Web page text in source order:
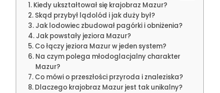
Kiedy ukształtował się krajobraz Mazur?
Skąd przybył lądolód i jak duży był?
Jak lodowiec zbudował pagórki i obniżenia?
Jak powstały jeziora Mazur?
Co łączy jeziora Mazur w jeden system?
Na czym polega młodoglacjalny charakter
Mazur?
Co mówi o przeszłości przyroda i znaleziska?
Dlaczego krajobraz Mazur jest tak unikalny?